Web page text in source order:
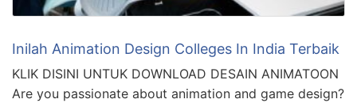
Inilah Animation Design Colleges In India Terbaik
KLIK DISINI UNTUK DOWNLOAD DESAIN ANIMATOON
Are you passionate about animation and game design?